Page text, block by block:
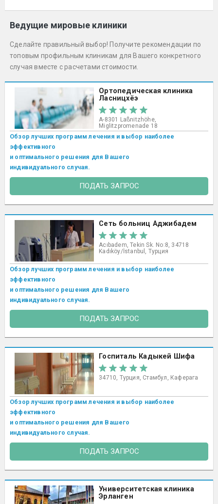
Ведущие мировые клиники
Сделайте правильный выбор! Получите рекомендации по
топовым профильным клиникам для Вашего конкретного
случая вместе с расчетами стоимости.
Ортопедическая клиника
Ласницхёэ
A-8301 Laßnitzhöhe,
Miglitzpromenade 18
Обзор лучших программ лечения и выбор наиболее
эффективного
и оптимального решения для Вашего
индивидуального случая.
ПОДАТЬ ЗАПРОС
Сеть больниц Аджибадем
Acıbadem, Tekin Sk. No:8, 34718
Kadıköy/İstanbul, Турция
Обзор лучших программ лечения и выбор наиболее
эффективного
и оптимального решения для Вашего
индивидуального случая.
ПОДАТЬ ЗАПРОС
Госпиталь Кадыкей Шифа
34710, Турция, Стамбул, Каферага
Обзор лучших программ лечения и выбор наиболее
эффективного
и оптимального решения для Вашего
индивидуального случая.
ПОДАТЬ ЗАПРОС
Университетская клиника
Эрланген